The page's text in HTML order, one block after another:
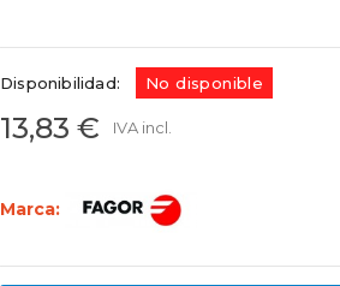
Disponibilidad: No disponible
13,83 € IVA incl.
Marca: